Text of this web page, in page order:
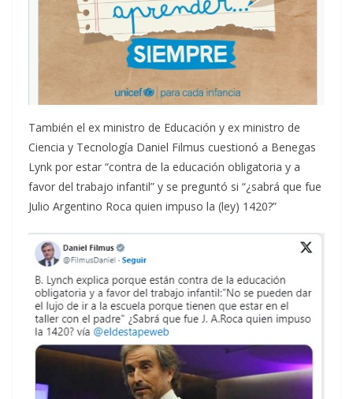
También el ex ministro de Educación y ex ministro de
Ciencia y Tecnología Daniel Filmus cuestionó a Benegas
Lynk por estar “contra de la educación obligatoria y a
favor del trabajo infantil” y se preguntó si “¿sabrá que fue
Julio Argentino Roca quien impuso la (ley) 1420?”